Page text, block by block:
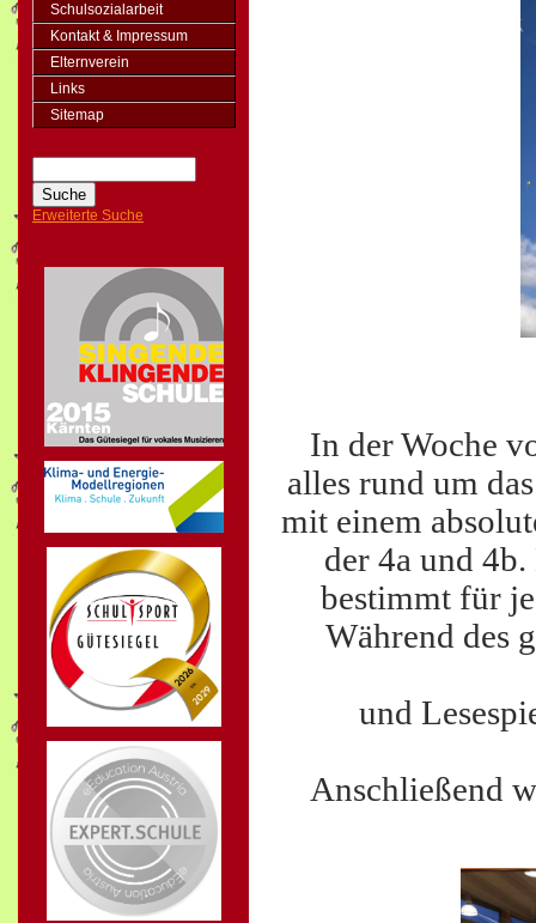
Schulsozialarbeit
Kontakt & Impressum
Elternverein
Links
Sitemap
Erweiterte Suche
In der Woche
alles rund um
mit einem
der 4a und
bestimmt für
Während des
und
Anschließend